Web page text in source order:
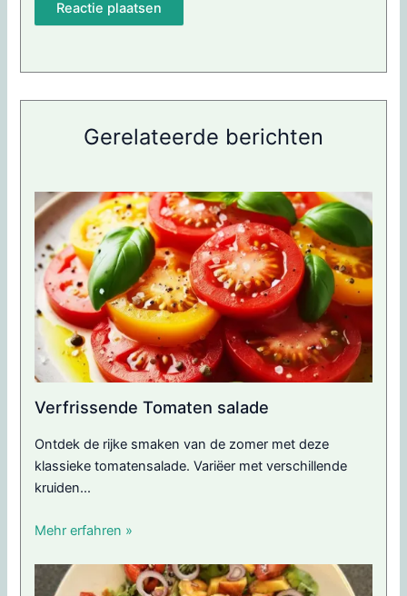
Gerelateerde berichten
Verfrissende Tomaten salade
Ontdek de rijke smaken van de zomer met deze
klassieke tomatensalade. Variëer met verschillende
kruiden...
Mehr erfahren »